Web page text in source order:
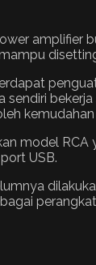
model
USB.